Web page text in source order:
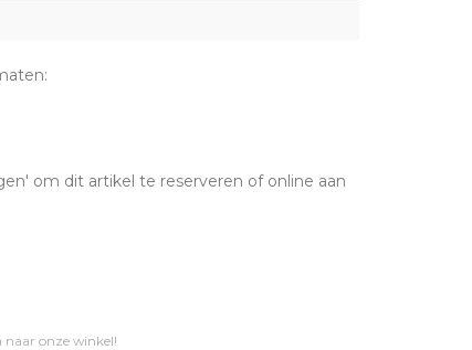
om dit artikel te reserveren of online aan
naar onze winkel!